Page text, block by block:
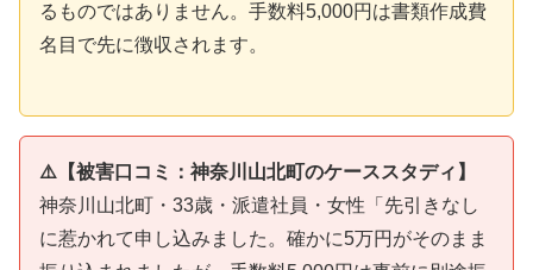
るものではありません。手数料5,000円は書類作成費
名目で先に徴収されます。
⚠️【被害口コミ：神奈川山北町のケーススタディ】
神奈川山北町・33歳・派遣社員・女性「先引きなし
に惹かれて申し込みました。確かに5万円がそのまま